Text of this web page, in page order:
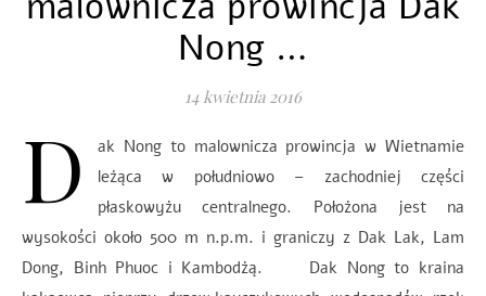
Nong …
14 kwietnia 2016
D
ak Nong to malownicza prowincja w Wietnamie
leżąca w południowo – zachodniej części
płaskowyżu centralnego. Położona jest na
wysokości około 500 m n.p.m. i graniczy z Dak Lak, Lam
Dong, Binh Phuoc i Kambodżą. Dak Nong to kraina